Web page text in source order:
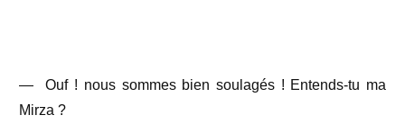
—
Ouf ! nous sommes bien soulagés ! Entends-tu ma
Mirza ?